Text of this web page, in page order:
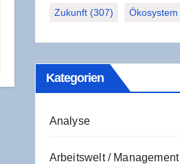
Zukunft(307) Ökosystem
Kate­go­rien
Analyse
Arbeitswelt / Management